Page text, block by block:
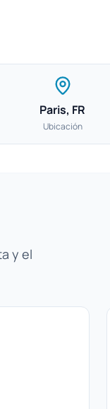
Paris, FR
Ubicación
y el